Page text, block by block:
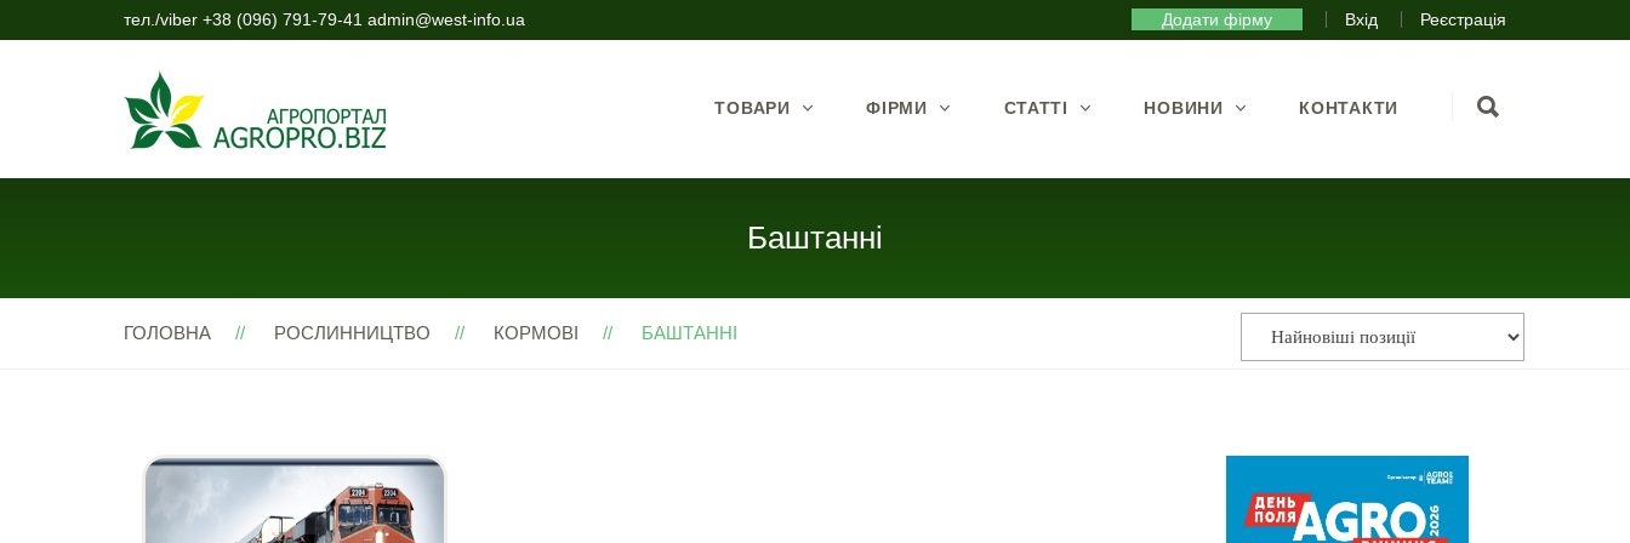
тел./viber +38 (096) 791-79-41 admin@west-info.ua Додати фірму Вхід Реєстрація
ТОВАРИ ФІРМИ СТАТТІ НОВИНИ КОНТАКТИ
Баштанні
ГОЛОВНА РОСЛИННИЦТВО КОРМОВІ БАШТАННІ